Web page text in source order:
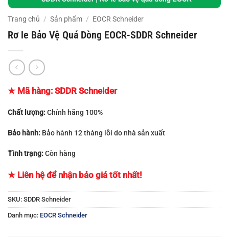
Trang chủ / Sản phẩm / EOCR Schneider
Rơ le Bảo Vệ Quá Dòng EOCR-SDDR Schneider
★ Mã hàng: SDDR Schneider
Chất lượng:Chính hãng 100%
Bảo hành: Bảo hành 12 tháng lỗi do nhà sản xuất
Tình trạng:Còn hàng
★ Liên hệ để nhận bảo giá tốt nhất!
SKU: SDDR Schneider
Danh mục: EOCR Schneider